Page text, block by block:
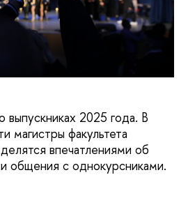
выпускниках 2025 года. В
магистры факультета
впечатлениями об
общения с однокурсниками.